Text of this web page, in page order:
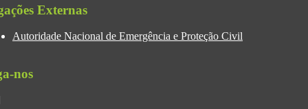
Externas
Autoridade Nacional de Emergência e Proteção Civil
nos